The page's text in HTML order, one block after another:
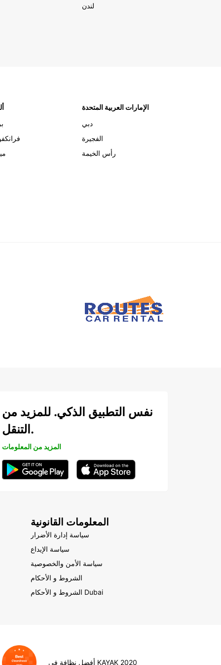
لندن
الإمارات العربية المتحدة
دبي
الفجيرة
رأس الخيمة
نفس التطبيق الذكي. للمزيد من
التنقل.
المزيد من المعلومات
المعلومات القانونية
سياسة إدارة الأضرار
سياسة الإيداع
سياسة الأمن والخصوصية
الشروط و الأحكام
الشروط و الأحكام Dubai
أفضل نظافة في KAYAK 2020